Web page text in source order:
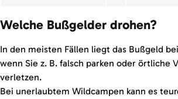
Welche Bußgelder drohen?
In den meisten Fällen liegt das Bußgeld bei
wenn Sie z. B. falsch parken oder örtliche
verletzen.
Bei unerlaubtem Wildcampen kann es